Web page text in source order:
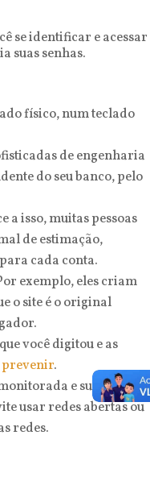
se identificar e acessar
suas senhas.
físico, num teclado
de engenharia
do seu banco, pelo
a isso, muitas pessoas
de estimação,
cada conta.
exemplo, eles criam
o site é o original
você digitou e as
prevenir.
e suas senhas
usar redes abertas ou
redes.